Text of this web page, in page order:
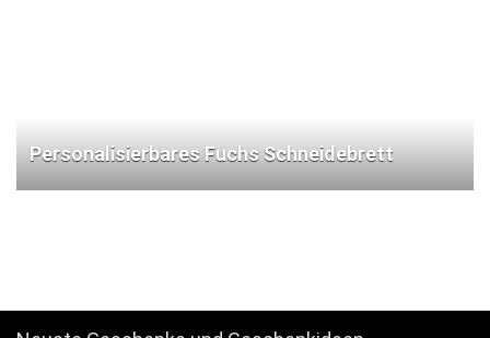
Personalisierbares Fuchs Schneidebrett